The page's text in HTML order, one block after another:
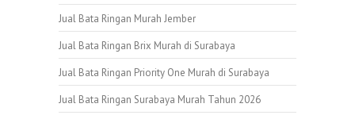
Jual Bata Ringan Murah Jember
Jual Bata Ringan Brix Murah di Surabaya
Jual Bata Ringan Priority One Murah di Surabaya
Jual Bata Ringan Surabaya Murah Tahun 2026